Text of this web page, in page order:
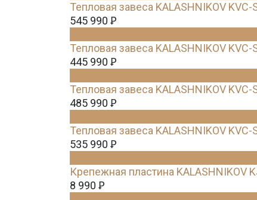
Тепловая завеса KALASHNIKOV KVC-
545 990 Ꝑ
Тепловая завеса KALASHNIKOV
445 990 Ꝑ
Тепловая завеса KALASHNIKOV
485 990 Ꝑ
Тепловая завеса KALASHNIKOV
535 990 Ꝑ
Крепежная пластина KALASHNIKOV
8 990 Ꝑ